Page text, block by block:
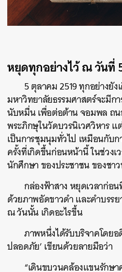
หยุดทุกอย่างไว้ ณ วันที่
5 ตุลาคม 2519 ทุกอย่างยั
มหาวิทยาลัยธรรมศาสตร์จะมี
นับหมื่น เพื่อต่อต้าน จอมพล ถ
พระภิกษุในวัดบวรนิเวศวิหาร
เป็นการชุมนุมทั่วไป เหมือนกั
ครั้งที่เกิดขึ้นก่อนหน้านี้ ในช่วงเ
นักศึกษา ของประชาชน ของชา
กล่องฟ้าสาง หยุดเวลาก่อ
ด้วยภาพอัดขาวดำ และคำบรร
ณ วันนั้น เกิดอะไรขึ้น
ภาพหนึ่งได้รับบริจาคโดยอ
ปลอดภัย’ เขียนด้วยลายมือว่า
“เดินขบวนคล้องแขนรักษ